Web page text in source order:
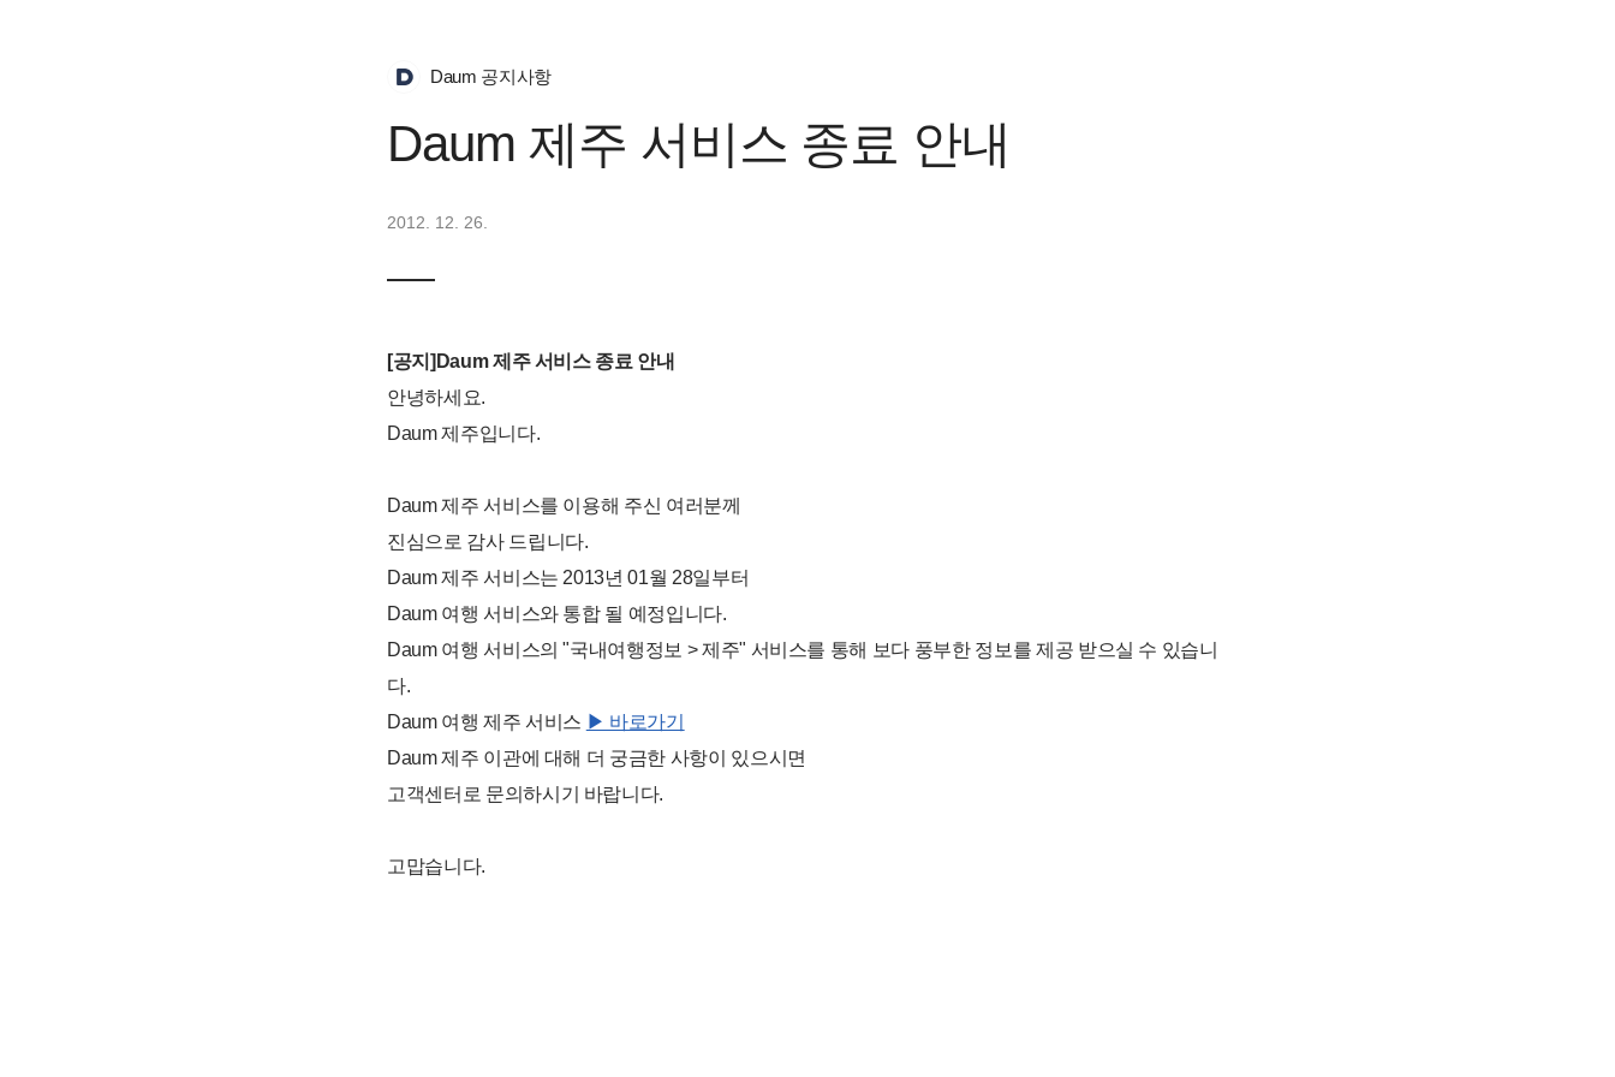
Daum 공지사항
Daum 제주 서비스 종료 안내
2012. 12. 26.
[공지]Daum 제주 서비스 종료 안내
안녕하세요.
Daum 제주입니다.
Daum 제주 서비스를 이용해 주신 여러분께
진심으로 감사 드립니다.
Daum 제주 서비스는 2013년 01월 28일부터
Daum 여행 서비스와 통합 될 예정입니다.
Daum 여행 서비스의 "국내여행정보 > 제주" 서비스를 통해 보다 풍부한 정보를 제공 받으실 수 있습니
다.
Daum 여행 제주 서비스 ▶ 바로가기
Daum 제주 이관에 대해 더 궁금한 사항이 있으시면
고객센터로 문의하시기 바랍니다.
고맙습니다.